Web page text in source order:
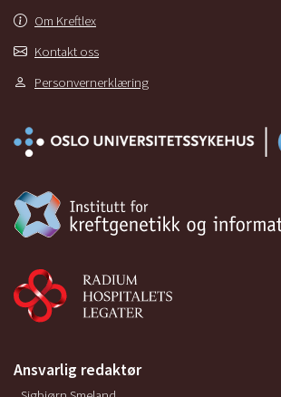
Om Kreftlex
Kontakt oss
Personvernerklæring
Ansvarlig redaktør